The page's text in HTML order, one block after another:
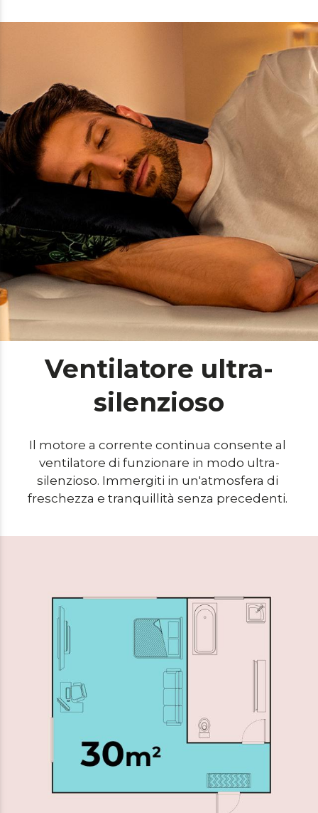
Ventilatore ultra-
silenzioso
Il motore a corrente continua consente al
ventilatore di funzionare in modo ultra-
silenzioso. Immergiti in un'atmosfera di
freschezza e tranquillità senza precedenti.